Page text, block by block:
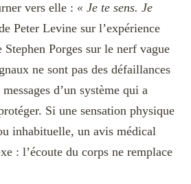
vers elle : « Je te sens. Je
Peter Levine sur l’expérience
Stephen Porges sur le nerf vague
ne sont pas des défaillances
d’un système qui a
Si une sensation physique
inhabituelle, un avis médical
: l’écoute du corps ne remplace